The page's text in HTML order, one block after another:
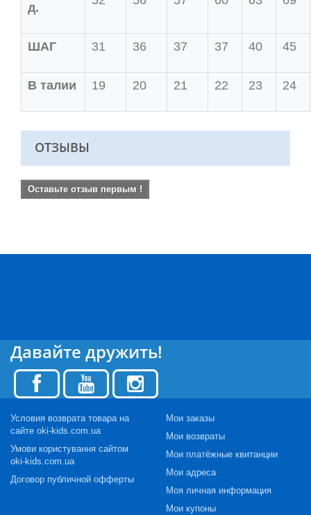
д.
ШАГ 31 36 37 37 40 45
В талии 19 20 21 22 23 24
ОТЗЫВЫ
Оставьте отзыв первым !
Давайте дружить!
Условия возврата товара на
сайте oki-kids.com.ua
Умови користування сайтом
oki-kids.com.ua
Договор публичной офферты
Мои заказы
Мои возвраты
Мои платёжные квитанции
Мои адреса
Моя личная информация
Мои купоны